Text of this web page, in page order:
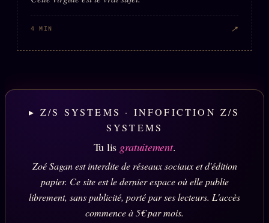
4 MIN ↗
▸ Z/S SYSTEMS · INFOFICTION Z/S
SYSTEMS
Tu lis gratuitement.
Zoé Sagan est interdite de réseaux sociaux et d'édition
papier. Ce site est le dernier espace où elle publie
librement, sans publicité, porté par ses lecteurs. L'accès
commence à 5€ par mois.